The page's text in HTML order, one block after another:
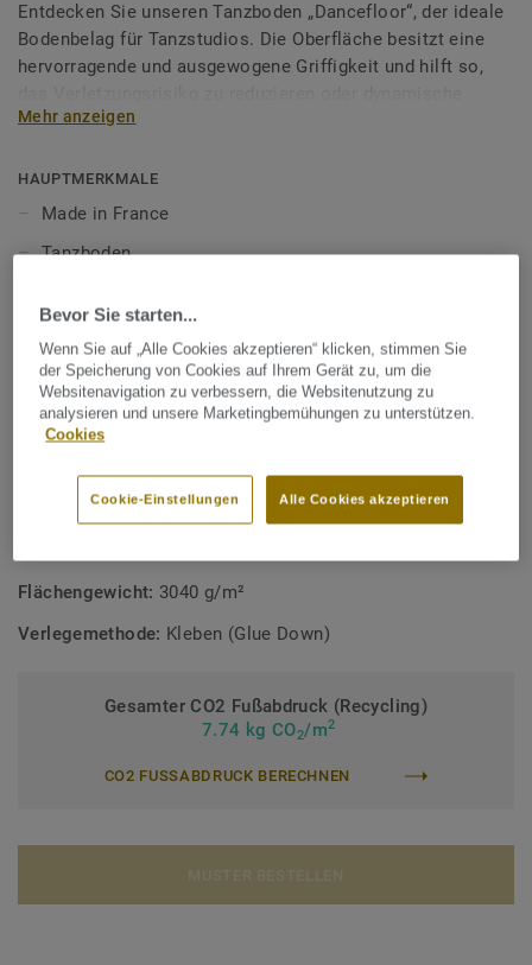
Entdecken Sie unseren Tanzboden „Dancefloor“, der ideale
Bodenbelag für Tanzstudios. Die Oberfläche besitzt eine
hervorragende und ausgewogene Griffigkeit und hilft so,
Tanzbewegungen einzuschränken. Gleichzeitig ist der
Dämpfungseigenschaften, was die Belastung auf Gelenke
und Muskeln bei Sprüngen reduziert.
Der Tanzboden ermöglicht eine erhöhte Leistung für
Verfügbar in den beiden Farbvarianten grau und schwarz.
Mehr über unsere Indoor Sportböden erfahren:Indoor
Sportböden
Mehr anzeigen
HAUPTMERKMALE
Made in France
Tanzboden
Erhöhte Leistung
TECHNISCHE DATEN
Nutzschichtdicke:0,65 mm
Flächengewicht: 3040 g/m²
Verlegemethode: Kleben (Glue Down)
Gesamter CO2 Fußabdruck (Recycling)
7.74 kg CO2/m2
CO2 FUSSABDRUCK BERECHNEN
Bevor Sie starten...
Wenn Sie auf „Alle Cookies akzeptieren“ klicken, stimmen Sie
der Speicherung von Cookies auf Ihrem Gerät zu, um die
Websitenavigation zu verbessern, die Websitenutzung zu
analysieren und unsere Marketingbemühungen zu unterstützen.
Cookies
Alle Cookies akzeptieren
Cookie-Einstellungen